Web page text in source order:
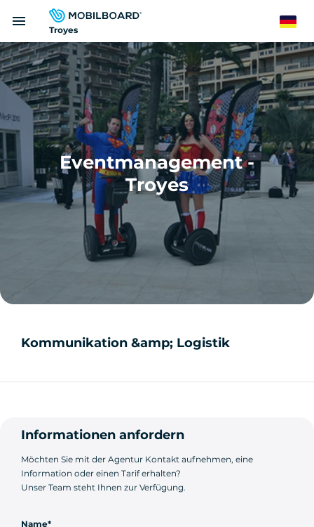
zum
Troyes
menu German
Eventmanagement -
Troyes
Kommunikation &amp; Logistik
Informationen anfordern
Möchten Sie mit der Agentur Kontakt aufnehmen, eine
Information oder einen Tarif erhalten?
Unser Team steht Ihnen zur Verfügung.
Name